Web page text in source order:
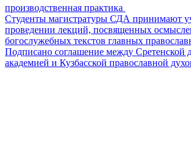
производственная практика
Студенты магистратуры СДА принимают
проведении лекций, посвященных
богослужебных текстов главных
Подписано соглашение между Сретенской
академией и Кузбасской православной